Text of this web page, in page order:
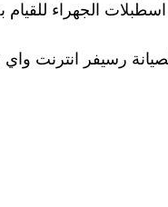
الجهراء للقيام